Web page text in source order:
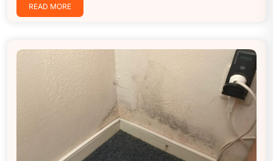
READ MORE